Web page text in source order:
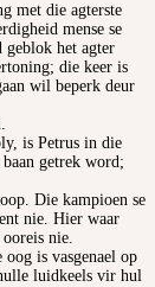
met die agterste
mense se
geblok het agter
die keer is
wil beperk deur
is Petrus in die
getrek word;
Die kampioen se
nie. Hier waar
nie.
is vasgenael op
luidkeels vir hul